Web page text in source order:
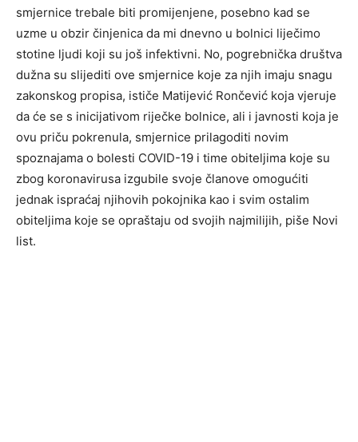
smjernice trebale biti promijenjene, posebno kad se
uzme u obzir činjenica da mi dnevno u bolnici liječimo
stotine ljudi koji su još infektivni. No, pogrebnička društva
dužna su slijediti ove smjernice koje za njih imaju snagu
zakonskog propisa, ističe Matijević Rončević koja vjeruje
da će se s inicijativom riječke bolnice, ali i javnosti koja je
ovu priču pokrenula, smjernice prilagoditi novim
spoznajama o bolesti COVID-19 i time obiteljima koje su
zbog koronavirusa izgubile svoje članove omogućiti
jednak ispraćaj njihovih pokojnika kao i svim ostalim
obiteljima koje se opraštaju od svojih najmilijih, piše Novi
list.